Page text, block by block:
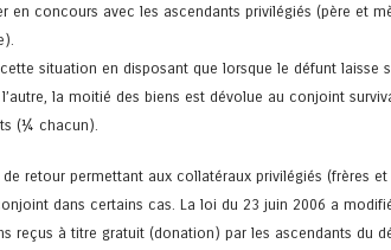
en concours avec les ascendants privilégiés (père et
situation en disposant que lorsque le défunt laisse
la moitié des biens est dévolue au conjoint
(¼ chacun).
retour permettant aux collatéraux privilégiés (frères
dans certains cas. La loi du 23 juin 2006 a
reçus à titre gratuit (donation) par les ascendants du